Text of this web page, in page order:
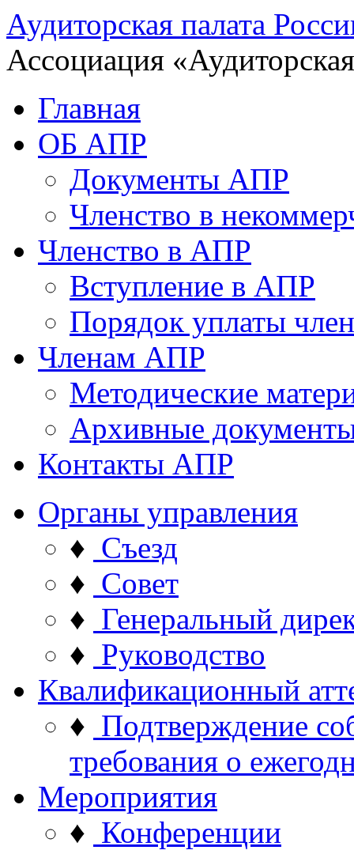
Аудиторская палата
Ассоциация
Главная
ОБ АПР
Документы АПР
Членство в
Членство в АПР
Вступление в АПР
Порядок уплаты
Членам АПР
Методические
Архивные
Контакты АПР
Органы управления
♦ Съезд
♦ Совет
♦ Генеральный
♦ Руководство
Квалификационный
♦ Подтверждение
требования о
Мероприятия
♦ Конференции